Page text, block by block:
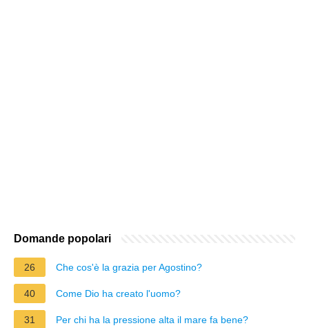
Domande popolari
26 Che cos'è la grazia per Agostino?
40 Come Dio ha creato l'uomo?
31 Per chi ha la pressione alta il mare fa bene?